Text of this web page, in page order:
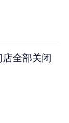
店全部关闭